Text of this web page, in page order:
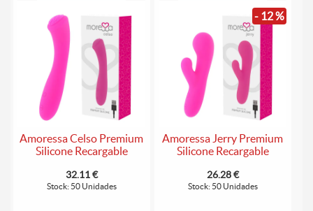
Amoressa Celso Premium
Silicone Recargable
32.11 €
Stock: 50 Unidades
- 12 %
Amoressa Jerry Premium
Silicone Recargable
26.28 €
Stock: 50 Unidades